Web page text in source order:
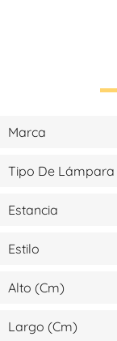
Marca
Tipo De Lámpara
Estancia
Estilo
Alto (cm)
Largo (cm)